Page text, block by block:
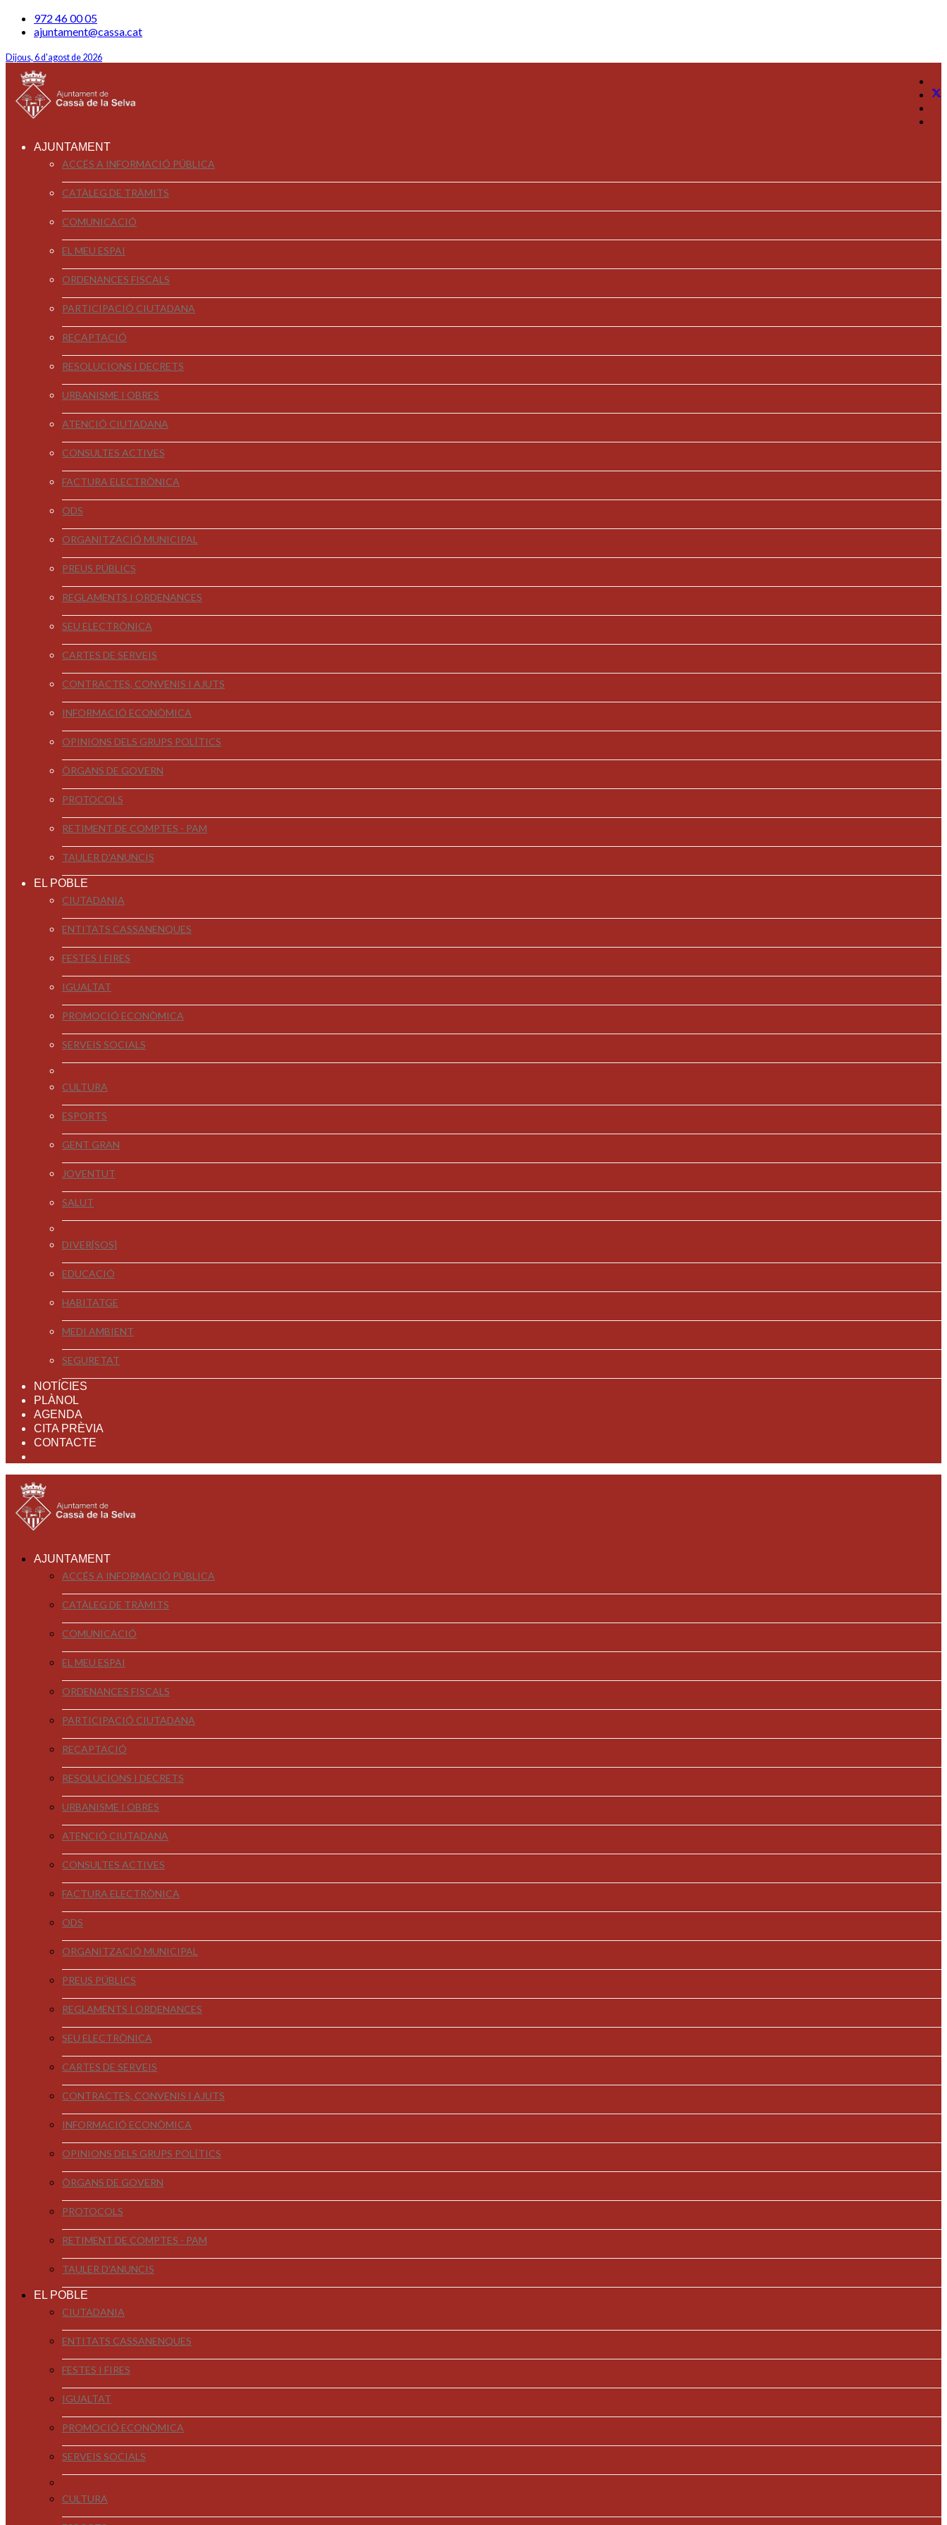
972 46 00 05
ajuntament@cassa.cat
Dijous, 6 d'agost de 2026
AJUNTAMENT
ACCÉS A INFORMACIÓ PÚBLICA
CATÀLEG DE TRÀMITS
COMUNICACIÓ
EL MEU ESPAI
ORDENANCES FISCALS
PARTICIPACIÓ CIUTADANA
RECAPTACIÓ
RESOLUCIONS I DECRETS
URBANISME I OBRES
ATENCIÓ CIUTADANA
CONSULTES ACTIVES
FACTURA ELECTRÒNICA
ODS
ORGANITZACIÓ MUNICIPAL
PREUS PÚBLICS
REGLAMENTS I ORDENANCES
SEU ELECTRÒNICA
CARTES DE SERVEIS
CONTRACTES, CONVENIS I AJUTS
INFORMACIÓ ECONÒMICA
OPINIONS DELS GRUPS POLÍTICS
ÒRGANS DE GOVERN
PROTOCOLS
RETIMENT DE COMPTES - PAM
TAULER D'ANUNCIS
EL POBLE
CIUTADANIA
ENTITATS CASSANENQUES
FESTES I FIRES
IGUALTAT
PROMOCIÓ ECONÒMICA
SERVEIS SOCIALS
CULTURA
ESPORTS
GENT GRAN
JOVENTUT
SALUT
DIVER[SOS]
EDUCACIÓ
HABITATGE
MEDI AMBIENT
SEGURETAT
NOTÍCIES
PLÀNOL
AGENDA
CITA PRÈVIA
CONTACTE
AJUNTAMENT
ACCÉS A INFORMACIÓ PÚBLICA
CATÀLEG DE TRÀMITS
COMUNICACIÓ
EL MEU ESPAI
ORDENANCES FISCALS
PARTICIPACIÓ CIUTADANA
RECAPTACIÓ
RESOLUCIONS I DECRETS
URBANISME I OBRES
ATENCIÓ CIUTADANA
CONSULTES ACTIVES
FACTURA ELECTRÒNICA
ODS
ORGANITZACIÓ MUNICIPAL
PREUS PÚBLICS
REGLAMENTS I ORDENANCES
SEU ELECTRÒNICA
CARTES DE SERVEIS
CONTRACTES, CONVENIS I AJUTS
INFORMACIÓ ECONÒMICA
OPINIONS DELS GRUPS POLÍTICS
ÒRGANS DE GOVERN
PROTOCOLS
RETIMENT DE COMPTES - PAM
TAULER D'ANUNCIS
EL POBLE
CIUTADANIA
ENTITATS CASSANENQUES
FESTES I FIRES
IGUALTAT
PROMOCIÓ ECONÒMICA
SERVEIS SOCIALS
CULTURA